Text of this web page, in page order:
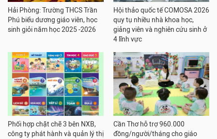
Hải Phòng: Trường THCS Trần
Phú biểu dương giáo viên, học
sinh giỏi năm học 2025 -2026
Hội thảo quốc tế COMOSA 2026
quy tụ nhiều nhà khoa học,
giảng viên và nghiên cứu sinh ở
4 lĩnh vực
Phối hợp chặt chẽ 3 bên NXB,
công ty phát hành và quản lý thị
Cần Thơ hỗ trợ 960.000
đồng/người/tháng cho giáo